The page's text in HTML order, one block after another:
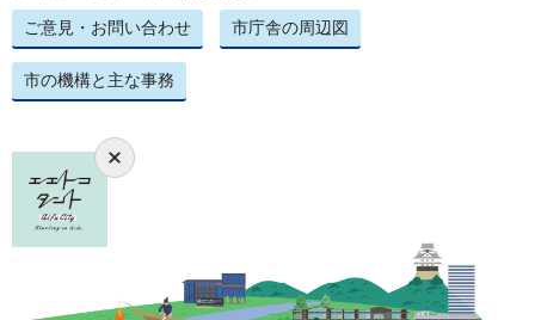
ご意見・お問い合わせ 市庁舎の周辺図
市の機構と主な事務